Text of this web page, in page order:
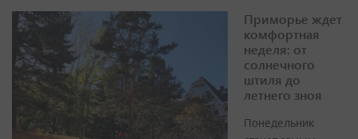
Приморье ждет
комфортная
неделя: от
солнечного
штиля до
летнего зноя
Понедельник